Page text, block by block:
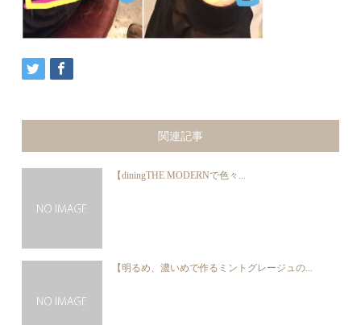
関連記事
【diningTHE MODERNで色々...
【明るめ、濃いめで作るミントグレージュの...